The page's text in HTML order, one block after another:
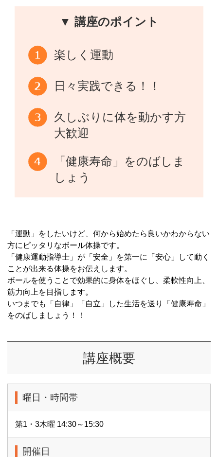
▼ 講座のポイント
楽しく運動
日々実践できる！！
久しぶりに体を動かす方
大歓迎
「健康寿命」をのばしま
しょう
「運動」をしたいけど、何から始めたら良いかわからない
方にピッタリなボール体操です。
「健康運動指導士」が「安全」を第一に「安心」して動く
ことが出来る体操をお伝えします。
ボールを使うことで効果的に身体をほぐし、柔軟性向上、
筋力向上を目指します。
いつまでも「自律」「自立」した生活を送り「健康寿命」
をのばしましょう！！
講座概要
曜日・時間帯
第1・3木曜 14:30～15:30
開催日